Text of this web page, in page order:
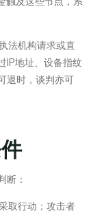
法机构请求或直
IP地址、设备指纹
退时，谈判亦可
断：
取行动；攻击者